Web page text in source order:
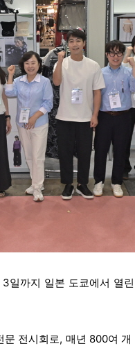
일까지 일본 도쿄에서 열
문 전시회로, 매년 800여